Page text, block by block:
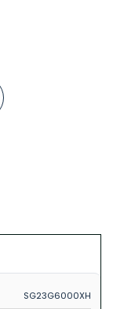
SG23G6000XH